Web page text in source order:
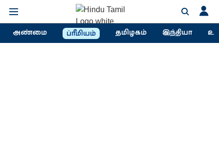
அண்மை ப்ரீமியம் தமிழகம் இந்தியா